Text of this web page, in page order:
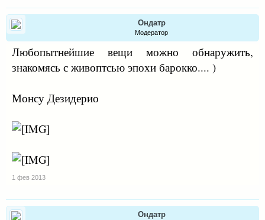
Ондатр
Модератор
Любопытнейшие вещи можно обнаружить,
знакомясь с живоптсью эпохи барокко.... )
Монсу Дезидерио
1 фев 2013
Ондатр